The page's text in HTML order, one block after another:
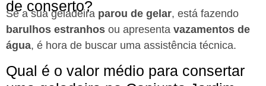
de conserto?
Se a sua geladeira parou de gelar, está fazendo
barulhos estranhos ou apresenta vazamentos de
água, é hora de buscar uma assistência técnica.
Qual é o valor médio para consertar